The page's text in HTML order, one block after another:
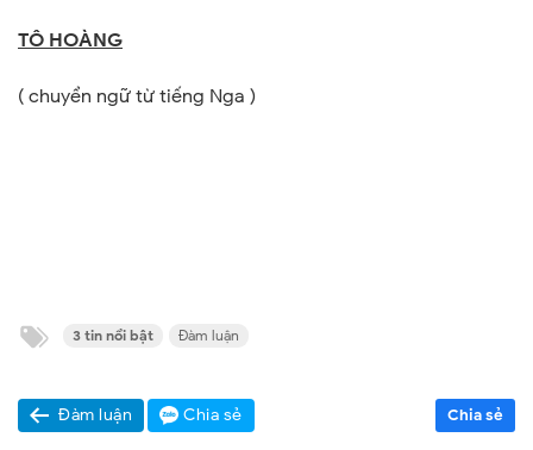
TÔ HOÀNG
( chuyển ngữ từ tiếng Nga )
3 tin nổi bật Đàm luận
Đàm luận Chia sẻ Chia sẻ